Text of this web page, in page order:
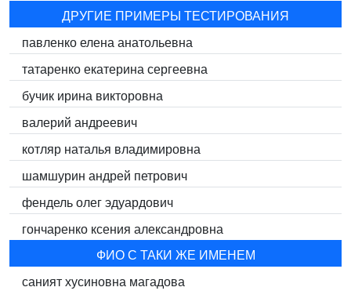
ДРУГИЕ ПРИМЕРЫ ТЕСТИРОВАНИЯ
павленко елена анатольевна
татаренко екатерина сергеевна
бучик ирина викторовна
валерий андреевич
котляр наталья владимировна
шамшурин андрей петрович
фендель олег эдуардович
гончаренко ксения александровна
ФИО С ТАКИ ЖЕ ИМЕНЕМ
саният хусиновна магадова